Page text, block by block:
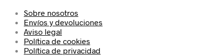
Sobre nosotros
Envíos y devoluciones
Aviso legal
Política de cookies
Política de privacidad